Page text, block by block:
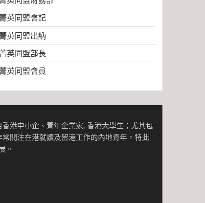
菁英同盟會記
菁英同盟出納
菁英同盟部長
菁英同盟會員
港中小企、青年企業家, 香港大學生；尤其包
關注在港就讀及留港工作的內地青年，特此
。